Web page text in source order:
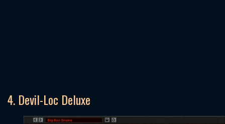
4. Devil-Loc Deluxe